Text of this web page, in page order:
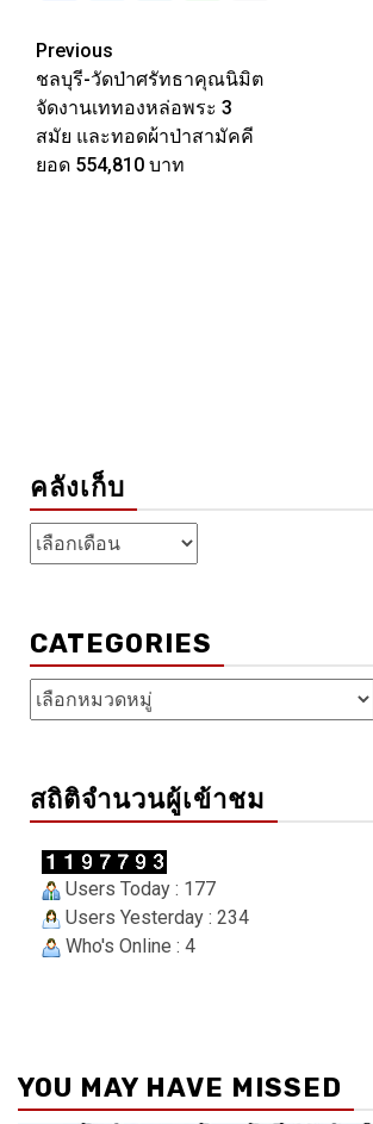
Post
navigation
Previous
ชลบุรี-วัดป่าศรัทธาคุณนิมิต
จัดงานเททองหล่อพระ 3
สมัย และทอดผ้าป่าสามัคคี
ยอด 554,810 บาท
คลังเก็บ
คลัง
เก็บ
CATEGORIES
Categories
สถิติจำนวนผู้เข้าชม
Users Today : 177
Users Yesterday : 234
Who's Online : 4
YOU MAY HAVE MISSED